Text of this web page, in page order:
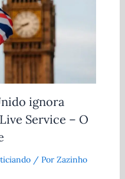
ignora
Service – O
/ Por Zazinho